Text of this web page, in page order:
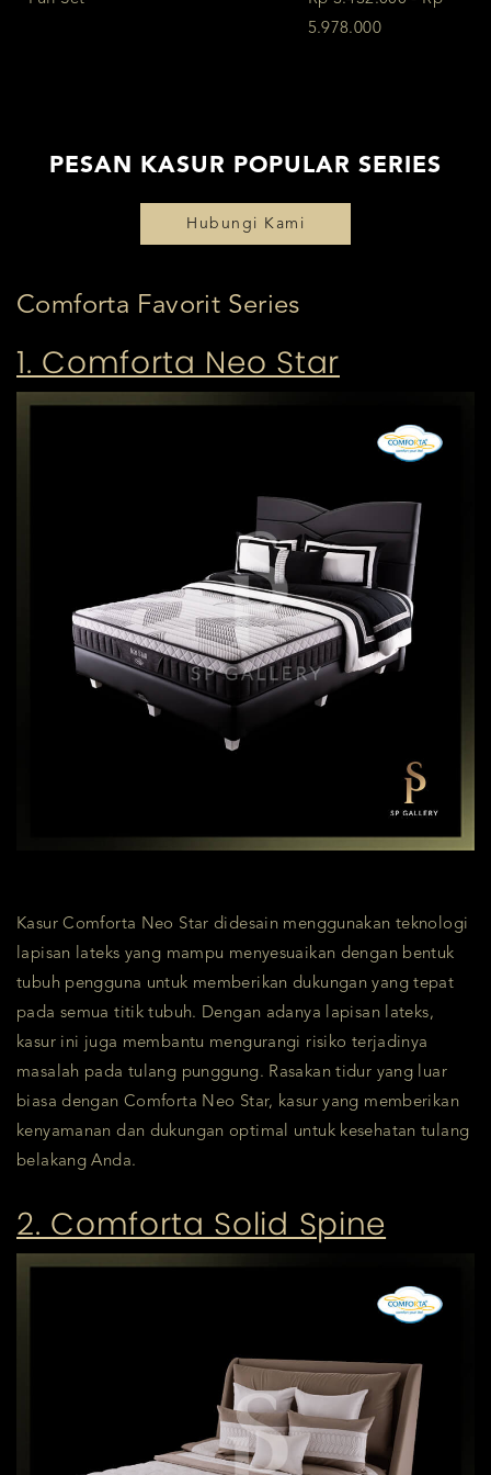
5.978.000
PESAN KASUR POPULAR SERIES
Hubungi Kami
Comforta Favorit Series
1. Comforta Neo Star
Kasur Comforta Neo Star didesain menggunakan teknologi
lapisan lateks yang mampu menyesuaikan dengan bentuk
tubuh pengguna untuk memberikan dukungan yang tepat
pada semua titik tubuh. Dengan adanya lapisan lateks,
kasur ini juga membantu mengurangi risiko terjadinya
masalah pada tulang punggung. Rasakan tidur yang luar
biasa dengan Comforta Neo Star, kasur yang memberikan
kenyamanan dan dukungan optimal untuk kesehatan tulang
belakang Anda.
2. Comforta Solid Spine